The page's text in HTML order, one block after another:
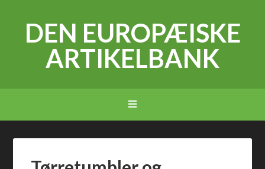
DEN EUROPÆISKE
ARTIKELBANK